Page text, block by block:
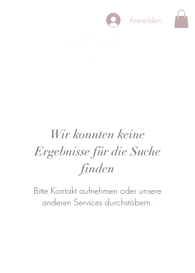
Anmelden
Wir konnten keine
Ergebnisse für die Suche
finden
Bitte Kontakt aufnehmen oder unsere
anderen Services durchstöbern.